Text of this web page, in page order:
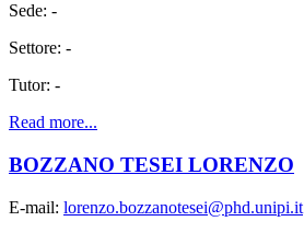
Sede: -
Settore: -
Tutor: -
Read more...
BOZZANO TESEI LORENZO
E-mail: lorenzo.bozzanotesei@phd.unipi.it